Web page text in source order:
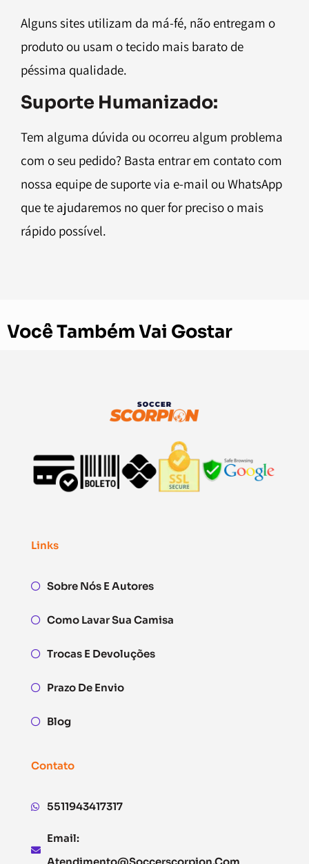
Alguns sites utilizam da má-fé, não entregam o
produto ou usam o tecido mais barato de
péssima qualidade.
Suporte Humanizado:
Tem alguma dúvida ou ocorreu algum problema
com o seu pedido? Basta entrar em contato com
nossa equipe de suporte via e-mail ou WhatsApp
que te ajudaremos no quer for preciso o mais
rápido possível.
Você Também Vai Gostar
Links
Sobre Nós E Autores
Como Lavar Sua Camisa
Trocas E Devoluções
Prazo De Envio
Blog
Contato
5511943417317
Email: